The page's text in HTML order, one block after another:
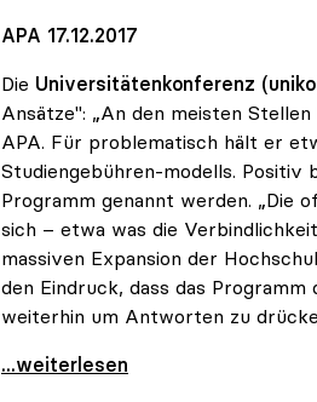
APA 17.12.2017
Die Universitätenkonferenz
Ansätze": „An den meisten
APA. Für problematisch hält er
Studiengebühren-modells. Positiv
Programm genannt werden. „Die
sich – etwa was die
massiven Expansion der
den Eindruck, dass das
weiterhin um Antworten zu
Koalition - Programm für uniko
...weiterlesen